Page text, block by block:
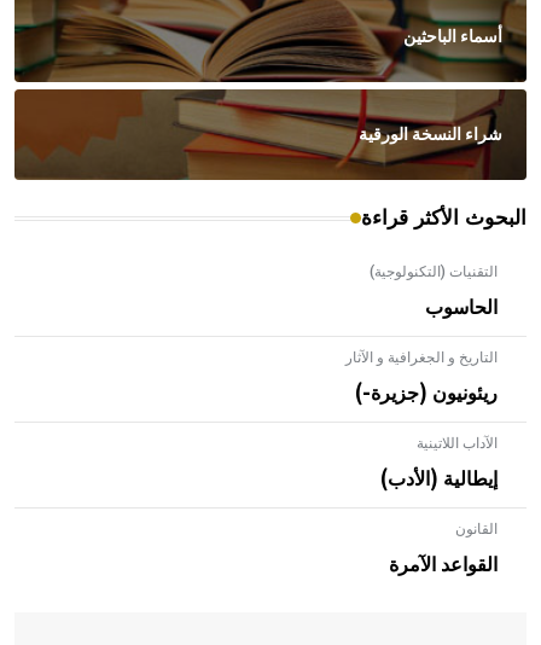
أسماء الباحثين
شراء النسخة الورقية
البحوث الأكثر قراءة
التقنيات (التكنولوجية)
الحاسوب
التاريخ و الجغرافية و الآثار
ريئونيون (جزيرة-)
الآداب اللاتينية
إيطالية (الأدب)
القانون
القواعد الآمرة
- هل تعلم أن الأبلق نوع من الفنون الهندسية التي ارتبطت
بالعمارة الإسلامية في بلاد الشام ومصر خاصة، حيث يحرص
المعمار على بناء مداميكه وخاصة في الواجهات